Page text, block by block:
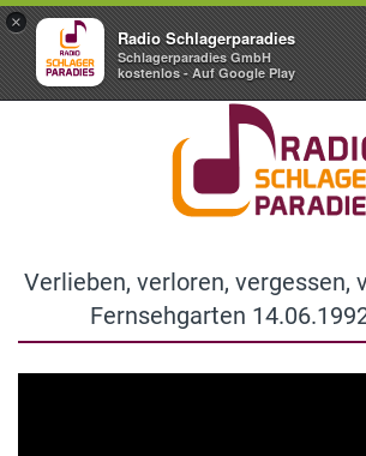
×
Radio Schlagerparadies
Schlagerparadies GmbH
kostenlos - Auf Google Play
Verlieben, verloren, vergessen,
Fernsehgarten